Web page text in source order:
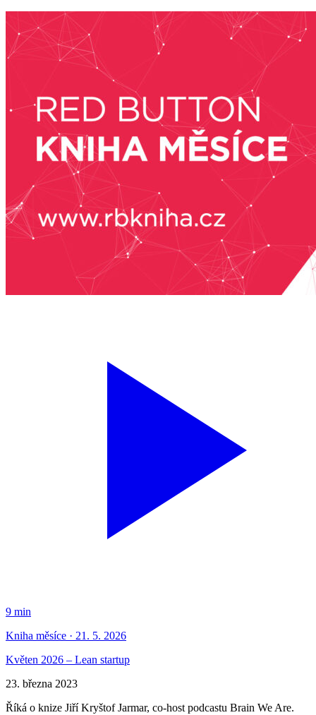
9 min
Kniha měsíce · 21. 5. 2026
Květen 2026 – Lean startup
23. března 2023
Říká o knize Jiří Kryštof Jarmar, co-host podcastu Brain We Are.